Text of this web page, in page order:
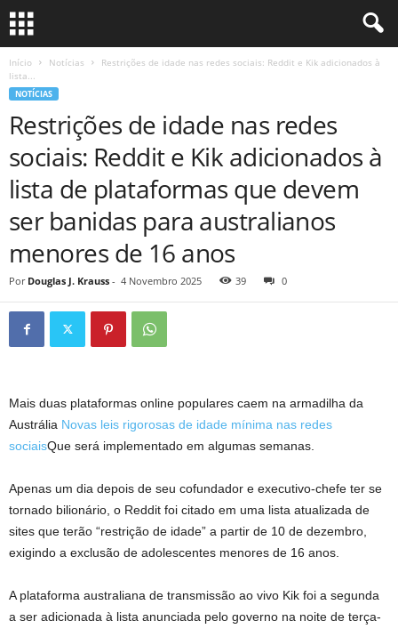
Início Notícias
Restrições de idade nas redes sociais: Reddit e Kik adicionados à
lista...
NOTÍCIAS
Restrições de idade nas redes
sociais: Reddit e Kik adicionados à
lista de plataformas que devem
ser banidas para australianos
menores de 16 anos
Por Douglas J. Krauss - 4 Novembro 2025 39 0
Mais duas plataformas online populares caem na armadilha da
Austrália Novas leis rigorosas de idade mínima nas redes
sociaisQue será implementado em algumas semanas.
Apenas um dia depois de seu cofundador e executivo-chefe ter se
tornado bilionário, o Reddit foi citado em uma lista atualizada de
sites que terão “restrição de idade” a partir de 10 de dezembro,
exigindo a exclusão de adolescentes menores de 16 anos.
A plataforma australiana de transmissão ao vivo Kik foi a segunda
a ser adicionada à lista anunciada pelo governo na noite de terça-